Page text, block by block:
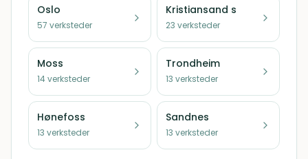
Oslo
57 verksteder
Kristiansand s
23 verksteder
Moss
14verksteder
Trondheim
13 verksteder
Hønefoss
13 verksteder
Sandnes
13 verksteder